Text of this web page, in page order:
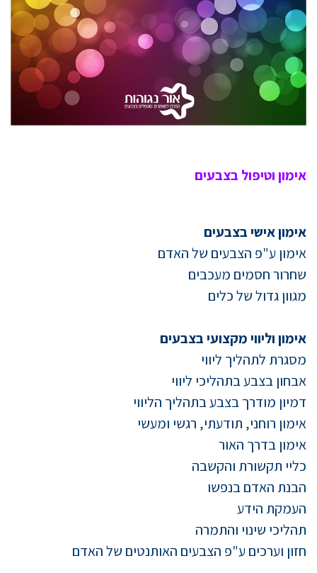
אימון וטיפול בצבעים
אימון אישי בצבעים
אימון ע"פ הצבעים של האדם
שחרור חסמים מעכבים
מגוון גדול של כלים
אימון וליווי מקצועי בצבעים
מסגרת לתהליך ליווי
אבחון בצבע בתהליכי ליווי
דמיון מודרך בצבע בתהליך הליווי
אימון רוחני, תודעתי, רגשי ומעשי
אימון בדרך האור
כליי תקשורת והקשבה
הבנת האדם בנפשו
העמקת הידע
תהליכי שינוי והתמרה
חזון וערכים ע"פ הצבעים האותנטים של האדם